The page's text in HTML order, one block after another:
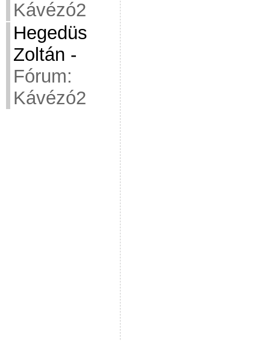
Kávézó2
Hegedüs
Zoltán -
Fórum:
Kávézó2